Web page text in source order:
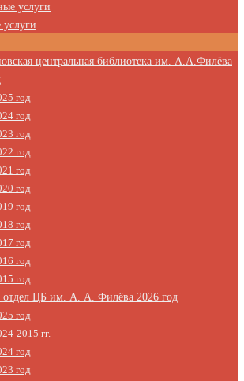
услуги
центральная библиотека им. А.А.Филёва
год
год
год
год
год
год
год
год
год
год
год
отдел ЦБ им. А. А. Филёва 2026 год
год
2015 гг.
год
год